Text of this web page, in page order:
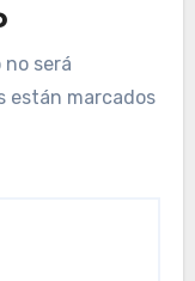
será
están marcados